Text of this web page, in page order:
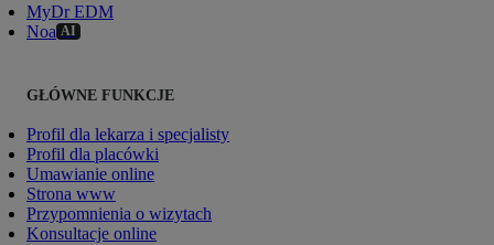
MyDr EDM
Noa AI
GŁÓWNE FUNKCJE
Profil dla lekarza i specjalisty
Profil dla placówki
Umawianie online
Strona www
Przypomnienia o wizytach
Konsultacje online